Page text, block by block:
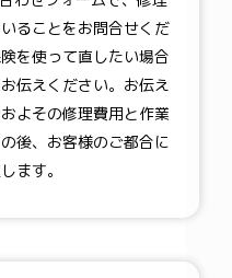
ることをお問合せくだ
を使って直したい場合
伝えください。お伝え
よその修理費用と作業
後、お客様のご都合に
ます。